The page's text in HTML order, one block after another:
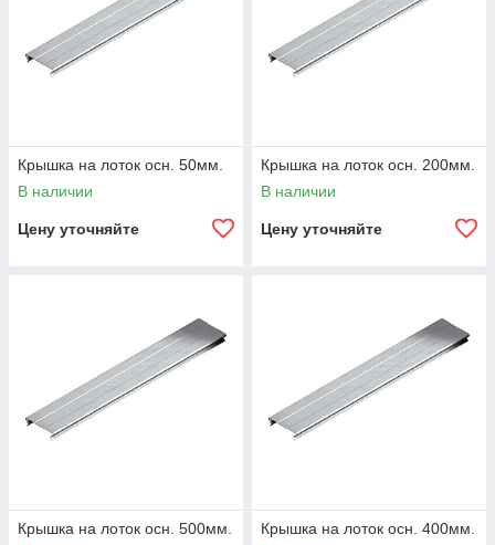
Крышка на лоток осн. 50мм.
В наличии
Цену уточняйте
Крышка на лоток осн. 200мм.
В наличии
Цену уточняйте
Крышка на лоток осн. 500мм.
Крышка на лоток осн. 400мм.